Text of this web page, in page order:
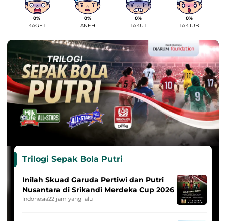
0%
KAGET
0%
ANEH
0%
TAKUT
0%
TAKJUB
Trilogi Sepak Bola Putri
Inilah Skuad Garuda Pertiwi dan Putri
Nusantara di Srikandi Merdeka Cup 2026
Indonesia22 jam yang lalu